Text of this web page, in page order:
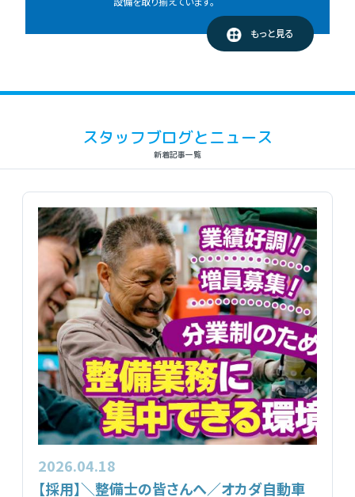
もっと見る
スタッフブログとニュース
新着記事一覧
2026.04.18
【採用】＼整備士の皆さんへ／オカダ自動車